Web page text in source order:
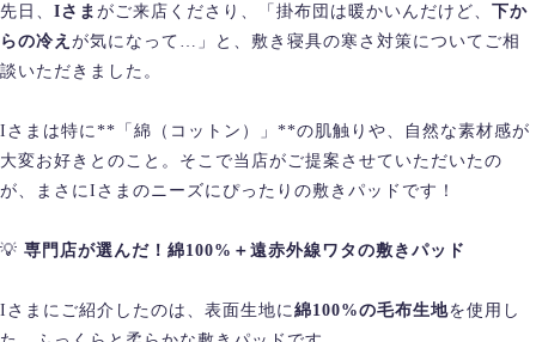
先日、 Iさま がご来店くださり、「掛布団は暖かいんだけど、 下か
らの冷え が気になって…」と、敷き寝具の寒さ対策についてご相
談いただきました。
Iさまは特に**「綿（コットン）」**の肌触りや、自然な素材感が
大変お好きとのこと。そこで当店がご提案させていただいたの
が、まさにIさまのニーズにぴったりの敷きパッドです！
💡 専門店が選んだ！綿100%＋遠赤外線ワタの敷きパッド
Iさまにご紹介したのは、表面生地に 綿100%の毛布生地を使用し